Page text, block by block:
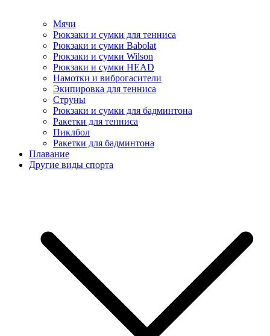
Мячи
Рюкзаки и сумки для тенниса
Рюкзаки и сумки Babolat
Рюкзаки и сумки Wilson
Рюкзаки и сумки HEAD
Намотки и виброгасители
Экипировка для тенниса
Струны
Рюкзаки и сумки для бадминтона
Ракетки для тенниса
Пиклбол
Ракетки для бадминтона
Плавание
Другие виды спорта